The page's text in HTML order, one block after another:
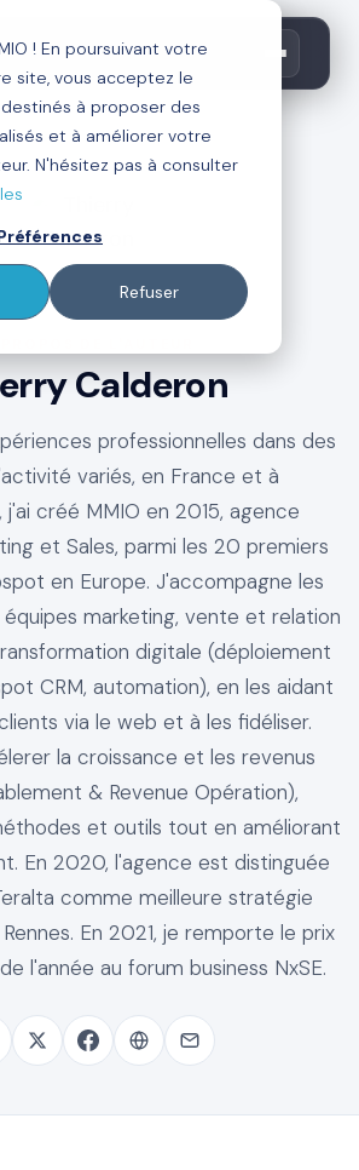
! En poursuivant votre
site, vous acceptez le
à proposer des
et à améliorer votre
N'hésitez pas à consulter
Refuser
Calderon
professionnelles dans des
variés, en France et à
j'ai créé MMIO en 2015, agence
et Sales, parmi les 20 premiers
en Europe. J'accompagne les
marketing, vente et relation
digitale (déploiement
CRM, automation), en les aidant
via le web et à les fidéliser.
la croissance et les revenus
& Revenue Opération),
et outils tout en améliorant
En 2020, l'agence est distinguée
comme meilleure stratégie
En 2021, je remporte le prix
l'année au forum business NxSE.